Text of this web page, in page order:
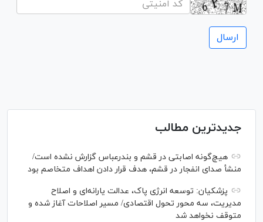
جدیدترین مطالب
هیچ‌گونه اصابتی در قشم و بندرعباس گزارش نشده است/
منشأ صدای انفجار در قشم، هدف قرار دادن اهداف متخاصم بود
پزشکیان: توسعه انرژی پاک، عدالت یارانه‌ای و اصلاح
مدیریت، سه محور تحول اقتصادی/ مسیر اصلاحات آغاز شده و
متوقف نخواهد شد